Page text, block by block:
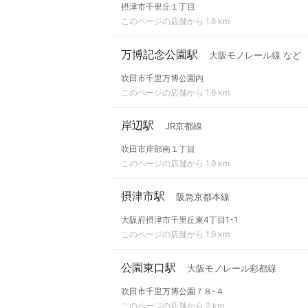
摂津市千里丘１丁目
このページの店舗から 1.6 km
万博記念公園駅 大阪モノレール線 など
吹田市千里万博公園内
このページの店舗から 1.6 km
岸辺駅 JR京都線
吹田市岸部南１丁目
このページの店舗から 1.9 km
摂津市駅 阪急京都本線
大阪府摂津市千里丘東4丁目1-1
このページの店舗から 1.9 km
公園東口駅 大阪モノレール彩都線
吹田市千里万博公園７８-４
このページの店舗から 2 km